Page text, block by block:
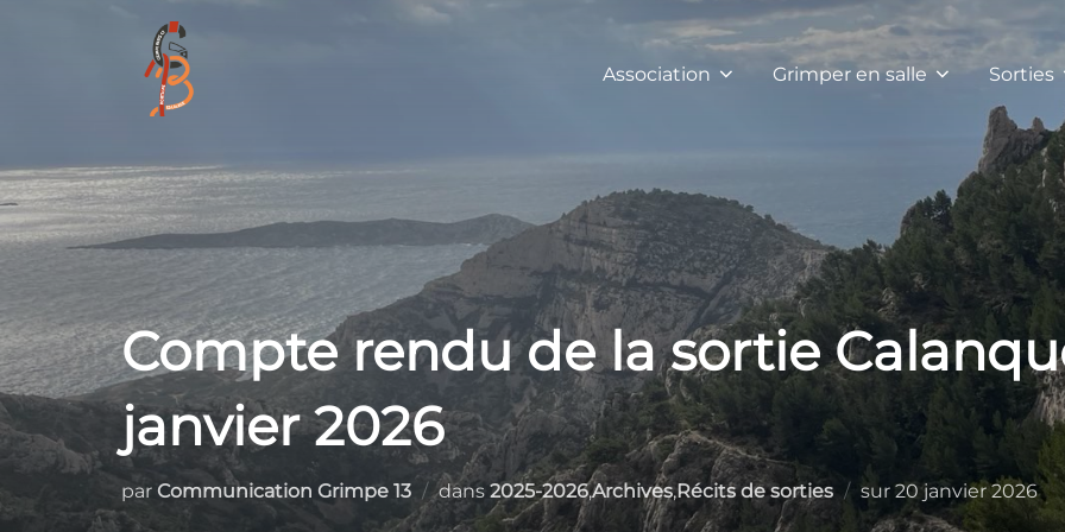
Association Grimper en salle Sorties
Compte rendu de la sortie
janvier 2026
par Communication Grimpe 13 dans 2025-2026,Archives,Récits de sorties sur Publié
le
20 janvier 2026